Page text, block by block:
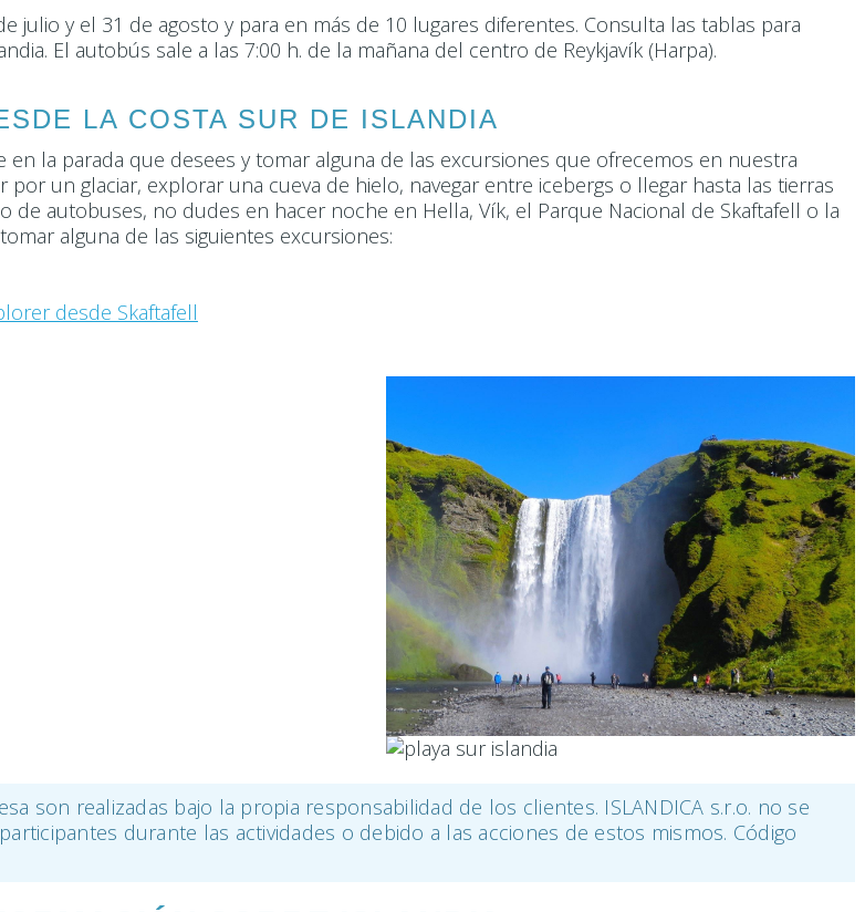
julio y el 31 de agosto y para en más de 10 lugares diferentes. Consulta las tablas para
El autobús sale a las 7:00 h. de la mañana del centro de Reykjavík (Harpa).
LA COSTA SUR DE ISLANDIA
la parada que desees y tomar alguna de las excursiones que ofrecemos en nuestra
un glaciar, explorar una cueva de hielo, navegar entre icebergs o llegar hasta las tierras
de autobuses, no dudes en hacer noche en Hella, Vík, el Parque Nacional de Skaftafell o la
alguna de las siguientes excursiones:
desde Skaftafell
son realizadas bajo la propia responsabilidad de los clientes. ISLANDICA s.r.o. no se
durante las actividades o debido a las acciones de estos mismos. Código